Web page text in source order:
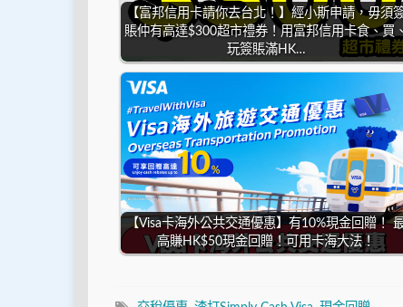
【富邦信用卡請你去台北！】經小斯申請，毋須
賬仲有高達$300超市禮券！用富邦信用卡食、買、
玩簽賬滿HK…
【Visa卡海外公共交通優惠】有10%現金回贈！
高賺HK$50現金回贈！可用卡海大法！